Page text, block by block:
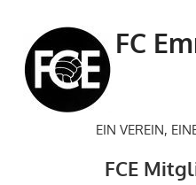
springen
FC
EIN VEREIN,
FCE